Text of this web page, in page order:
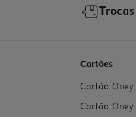
Cartões
Cartão Oney
Cartão Oney